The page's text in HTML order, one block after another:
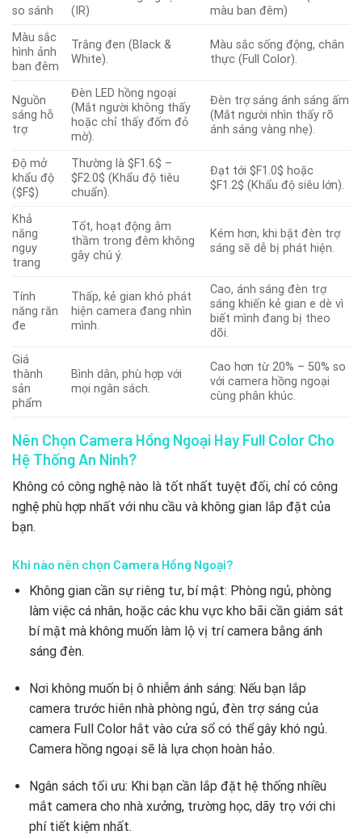
so sánh
(IR)
màu ban đêm)
Màu sắc
hình ảnh
ban đêm
Trắng đen (Black &
White).
Màu sắc sống động, chân
thực (Full Color).
Nguồn
sáng hỗ
trợ
Đèn LED hồng ngoại
(Mắt người không thấy
hoặc chỉ thấy đốm đỏ
mờ).
Đèn trợ sáng ánh sáng ấm
(Mắt người nhìn thấy rõ
ánh sáng vàng nhẹ).
Độ mở
khẩu độ
($F$)
Thường là$F1.6$ –
$F2.0$ (Khẩu độ tiêu
chuẩn).
Đạt tới$F1.0$ hoặc
$F1.2$ (Khẩu độ siêu lớn).
Khả
năng
ngụy
trang
Tốt, hoạt động âm
thầm trong đêm không
gây chú ý.
Kém hơn, khi bật đèn trợ
sáng sẽ dễ bị phát hiện.
Tính
năng răn
đe
Thấp, kẻ gian khó phát
hiện camera đang nhìn
mình.
Cao, ánh sáng đèn trợ
sáng khiến kẻ gian e dè vì
biết mình đang bị theo
dõi.
Giá
thành
sản
phẩm
Bình dân, phù hợp với
mọi ngân sách.
Cao hơn từ 20% – 50% so
với camera hồng ngoại
cùng phân khúc.
Nên Chọn Camera Hồng Ngoại Hay Full Color Cho
Hệ Thống An Ninh?
Không có công nghệ nào là tốt nhất tuyệt đối, chỉ có công
nghệ phù hợp nhất với nhu cầu và không gian lắp đặt của
bạn.
Khi nào nên chọn Camera Hồng Ngoại?
Không gian cần sự riêng tư, bí mật: Phòng ngủ, phòng
làm việc cá nhân, hoặc các khu vực kho bãi cần giám sát
bí mật mà không muốn làm lộ vị trí camera bằng ánh
sáng đèn.
Nơi không muốn bị ô nhiễm ánh sáng: Nếu bạn lắp
camera trước hiên nhà phòng ngủ, đèn trợ sáng của
camera Full Color hắt vào cửa sổ có thể gây khó ngủ.
Camera hồng ngoại sẽ là lựa chọn hoàn hảo.
Ngân sách tối ưu: Khi bạn cần lắp đặt hệ thống nhiều
mắt camera cho nhà xưởng, trường học, dãy trọ với chi
phí tiết kiệm nhất.